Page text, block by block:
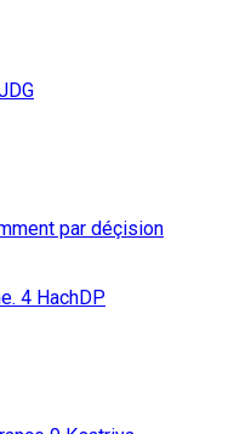
par déçision
4 HachDP